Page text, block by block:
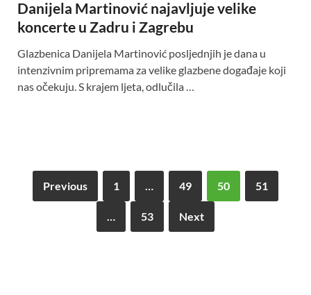
Danijela Martinović najavljuje velike
koncerte u Zadru i Zagrebu
Glazbenica Danijela Martinović posljednjih je dana u
intenzivnim pripremama za velike glazbene događaje koji
nas očekuju. S krajem ljeta, odlučila …
Previous 1 … 49 50 51
… 53 Next